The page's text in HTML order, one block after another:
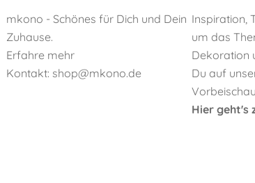
mkono - Schönes für Dich und Dein
Zuhause.
Erfahre mehr
Kontakt: shop@mkono.de
Inspiration,
um das
Dekoration
Du auf
Hier geht's